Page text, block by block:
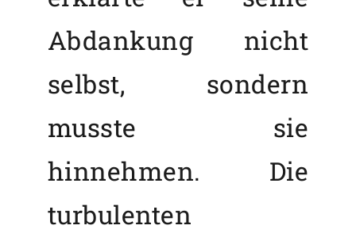
Abdankung nicht
selbst, sondern
musste sie
hinnehmen. Die
turbulenten